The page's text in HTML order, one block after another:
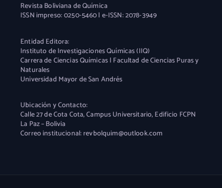
Revista Boliviana de Química
ISSN impreso: 0250-5460 | e-ISSN: 2078-3949
Entidad Editora:
Instituto de Investigaciones Químicas (IIQ)
Carrera de Ciencias Químicas | Facultad de Ciencias Puras y
Naturales
Universidad Mayor de San Andrés
Ubicación y Contacto:
Calle 27 de Cota Cota, Campus Universitario, Edificio FCPN
La Paz – Bolivia
Correo institucional: revbolquim@outlook.com